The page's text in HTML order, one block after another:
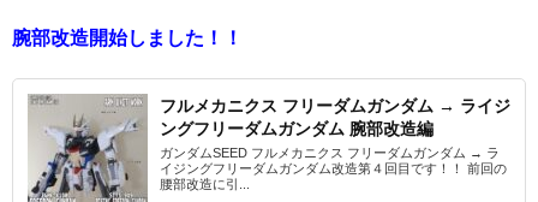
腕部改造開始しました！！
フルメカニクス フリーダムガンダム → ライジ
ングフリーダムガンダム 腕部改造編
ガンダムSEED フルメカニクス フリーダムガンダム → ラ
イジングフリーダムガンダム改造第４回目です！！ 前回の
腰部改造に引...